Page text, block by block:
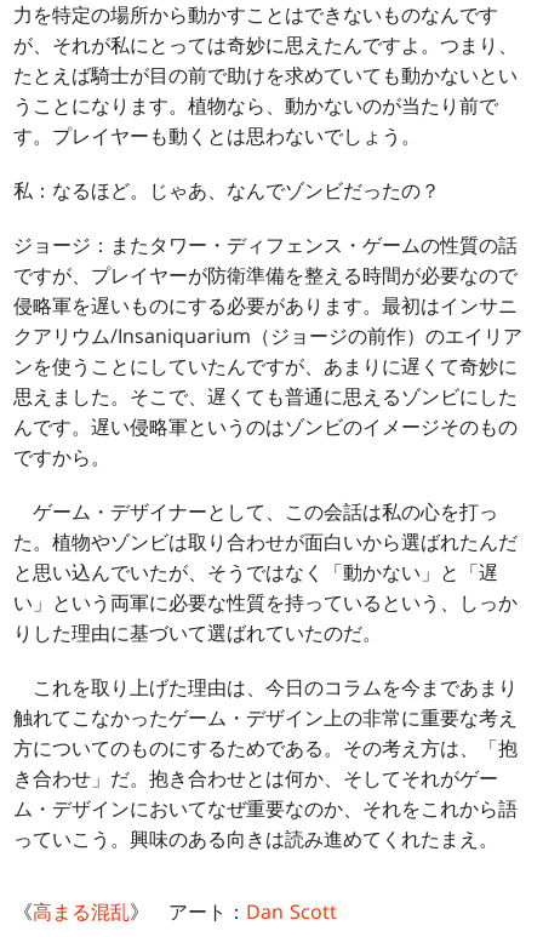
力を特定の場所から動かすことはできないものなんです
が、それが私にとっては奇妙に思えたんですよ。つまり、
たとえば騎士が目の前で助けを求めていても動かないとい
うことになります。植物なら、動かないのが当たり前で
す。プレイヤーも動くとは思わないでしょう。
私：なるほど。じゃあ、なんでゾンビだったの？
ジョージ：またタワー・ディフェンス・ゲームの性質の話
ですが、プレイヤーが防衛準備を整える時間が必要なので
侵略軍を遅いものにする必要があります。最初はインサニ
クアリウム/Insaniquarium（ジョージの前作）のエイリア
ンを使うことにしていたんですが、あまりに遅くて奇妙に
思えました。そこで、遅くても普通に思えるゾンビにした
んです。遅い侵略軍というのはゾンビのイメージそのもの
ですから。
ゲーム・デザイナーとして、この会話は私の心を打っ
た。植物やゾンビは取り合わせが面白いから選ばれたんだ
と思い込んでいたが、そうではなく「動かない」と「遅
い」という両軍に必要な性質を持っているという、しっか
りした理由に基づいて選ばれていたのだ。
これを取り上げた理由は、今日のコラムを今まであまり
触れてこなかったゲーム・デザイン上の非常に重要な考え
方についてのものにするためである。その考え方は、「抱
き合わせ」だ。抱き合わせとは何か、そしてそれがゲー
ム・デザインにおいてなぜ重要なのか、それをこれから語
っていこう。興味のある向きは読み進めてくれたまえ。
《高まる混乱》 アート： Dan Scott